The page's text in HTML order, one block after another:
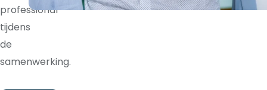
professional
tijdens
de
samenwerking.